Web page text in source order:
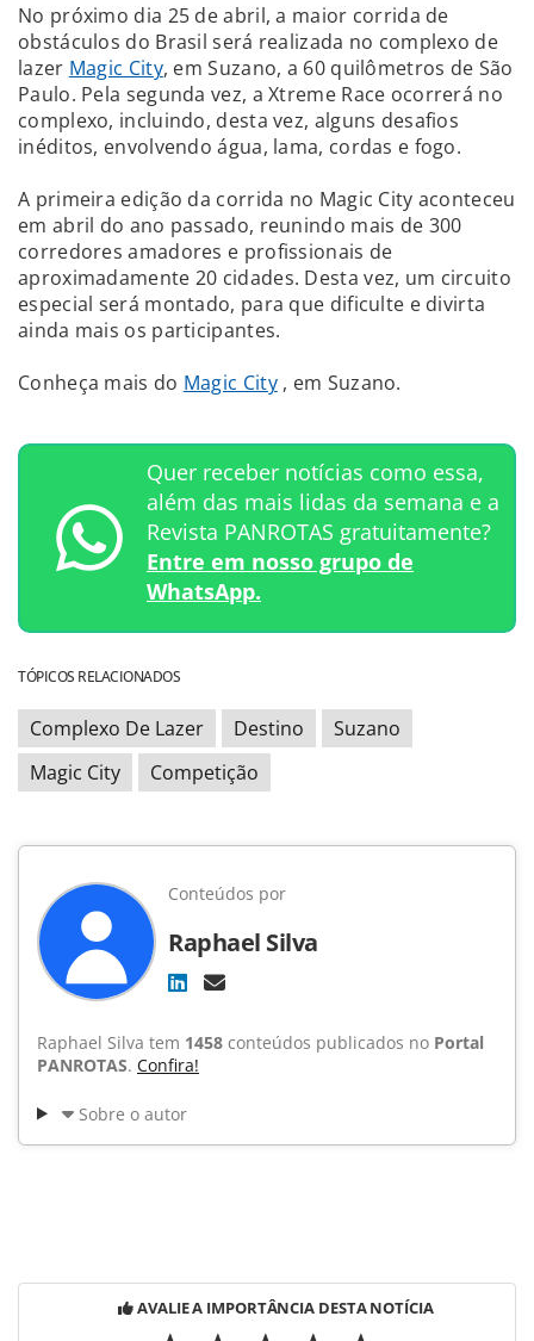
No próximo dia 25 de abril, a maior corrida de
obstáculos do Brasil será realizada no complexo de
lazer Magic City, em Suzano, a 60 quilômetros de São
Paulo. Pela segunda vez, a Xtreme Race ocorrerá no
complexo, incluindo, desta vez, alguns desafios
inéditos, envolvendo água, lama, cordas e fogo.
A primeira edição da corrida no Magic City aconteceu
em abril do ano passado, reunindo mais de 300
corredores amadores e profissionais de
aproximadamente 20 cidades. Desta vez, um circuito
especial será montado, para que dificulte e divirta
ainda mais os participantes.
Conheça mais do Magic City, em Suzano.
Quer receber notícias como essa,
além das mais lidas da semana e a
Revista PANROTAS gratuitamente?
Entre em nosso grupo de
WhatsApp.
TÓPICOS RELACIONADOS
Complexo De Lazer Destino
Suzano
Magic City
Competição
Conteúdos por
Raphael Silva
Raphael Silva tem 1458 conteúdos publicados no Portal
PANROTAS. Confira!
Sobre o autor
AVALIE A IMPORTÂNCIA DESTA NOTÍCIA